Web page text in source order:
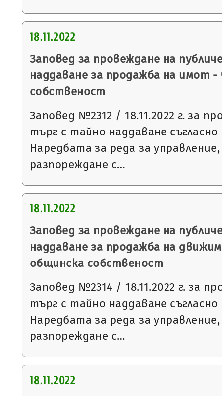
18.11.2022
Заповед за провеждане на
наддаване за продажба на имот
собственост
Заповед №2312 / 18.11.2022 г. за
търг с тайно наддаване съгласно
Наредбата за реда за
разпореждане с…
18.11.2022
Заповед за провеждане на
наддаване за продажба на
общинска собственост
Заповед №2314 / 18.11.2022 г. за
търг с тайно наддаване съгласно
Наредбата за реда за
разпореждане с…
18.11.2022